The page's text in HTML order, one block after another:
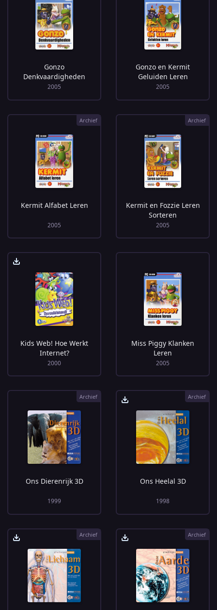
Gonzo
Denkvaardigheden
2005
Gonzo en Kermit
Geluiden Leren
2005
Kermit Alfabet Leren
2005
Archief
Kermit en Fozzie Leren
Sorteren
2005
Archief
Kids Web! Hoe Werkt
Internet?
2000
Miss Piggy Klanken
Leren
2005
Ons Dierenrijk 3D
1999
Archief
Ons Heelal 3D
1998
Archief
Archief Archief